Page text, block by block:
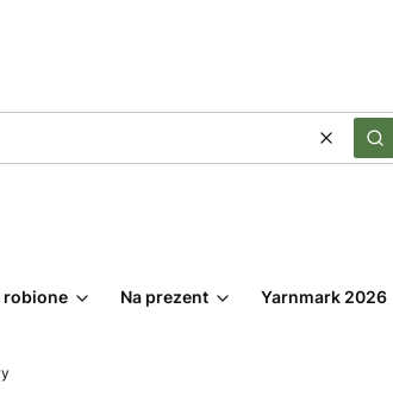
Wyczyść
robione Na prezent Yarnmark 2026